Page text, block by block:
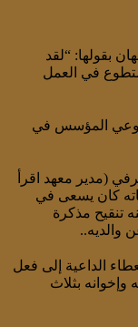
بقولها: “لقد
في العمل
المؤسس في
(مدير معهد اقرأ
كان يسعى في
تنقيح مذكرة
والديه..
الداعية إلى فعل
وإخوانه بثلاث